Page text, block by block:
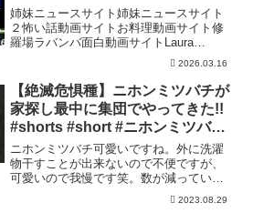
姉妹ニュースサイト姉妹ニュースサイト
２怖い話動画サイトお料理動画サイト修
羅場ラバンバ面白動画サイトLaura
Ingraham, Jesse Watters and Greg2026.03.16
【絶滅危惧種】ニホンミツバチが
家探し最中に集団でやってきた!!
#shorts #short #ニホンミツバチ
#絶滅危惧種
ニホンミツバチ可愛いですね。外に洗濯
物干すことが出来ないので不便ですが、
可愛いので我慢です笑。数が減っている
蜂なのでしっかり家探して欲しいです。
2023.08.29